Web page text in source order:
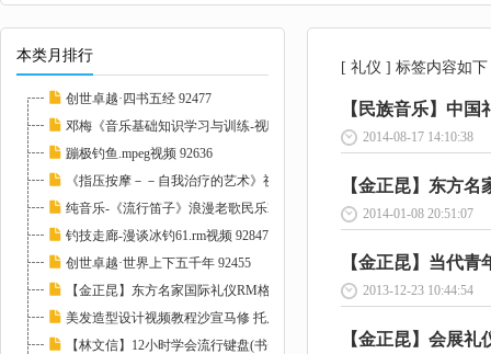
本类月排行
创世卓越·四书五经 92477
邓梅《音乐基础知识学习与训练-视唱练耳》2CD...
蹦极钓鱼.mpeg视频 92636
《指压按摩－－自我治疗的艺术》视频教学 103...
纯音乐-《流行笛子》浪漫老歌民乐2CD 93251
钓技走廊-漫谈冰钓61.rm视频 92847
创世卓越·世界上下五千年 92455
【金正昆】东方名家国际礼仪RM格式20讲 10226...
美发造型设计视频教程沙宣马修 托尼盖 名师集...
【林文信】12小时学会流行键盘(书+视频)全集 ...
[ 礼仪 ] 标签内容如下
【民族音乐】中
2014-08-17 14:10:38
【金正昆】东方名
2014-01-08 20:51:07
【金正昆】当代青
2013-12-23 10:44:54
【金正昆】会展礼